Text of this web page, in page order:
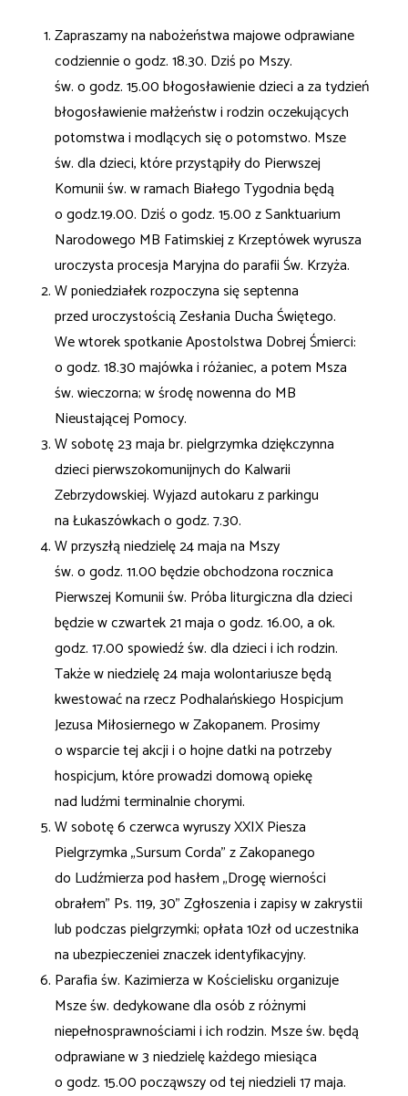
Zapraszamy na nabożeństwa majowe odprawiane
codziennie o godz. 18.30. Dziś po Mszy.
św. o godz. 15.00 błogosławienie dzieci a za tydzień
błogosławienie małżeństw i rodzin oczekujących
potomstwa i modlących się o potomstwo. Msze
św. dla dzieci, które przystąpiły do Pierwszej
Komunii św. w ramach Białego Tygodnia będą
o godz.19.00. Dziś o godz. 15.00 z Sanktuarium
Narodowego MB Fatimskiej z Krzeptówek wyrusza
uroczysta procesja Maryjna do parafii Św. Krzyża.
W poniedziałek rozpoczyna się septenna
przed uroczystością Zesłania Ducha Świętego.
We wtorek spotkanie Apostolstwa Dobrej Śmierci:
o godz. 18.30 majówka i różaniec, a potem Msza
św. wieczorna; w środę nowenna do MB
Nieustającej Pomocy.
W sobotę 23 maja br. pielgrzymka dziękczynna
dzieci pierwszokomunijnych do Kalwarii
Zebrzydowskiej. Wyjazd autokaru z parkingu
na Łukaszówkach o godz. 7.30.
W przyszłą niedzielę 24 maja na Mszy
św. o godz. 11.00 będzie obchodzona rocznica
Pierwszej Komunii św. Próba liturgiczna dla dzieci
będzie w czwartek 21 maja o godz. 16.00, a ok.
godz. 17.00 spowiedź św. dla dzieci i ich rodzin.
Także w niedzielę 24 maja wolontariusze będą
kwestować na rzecz Podhalańskiego Hospicjum
Jezusa Miłosiernego w Zakopanem. Prosimy
o wsparcie tej akcji i o hojne datki na potrzeby
hospicjum, które prowadzi domową opiekę
nad ludźmi terminalnie chorymi.
W sobotę 6 czerwca wyruszy XXIX Piesza
Pielgrzymka „Sursum Corda” z Zakopanego
do Ludźmierza pod hasłem „Drogę wierności
obrałem” Ps. 119, 30” Zgłoszenia i zapisy w zakrystii
lub podczas pielgrzymki; opłata 10zł od uczestnika
na ubezpieczeniei znaczek identyfikacyjny.
Parafia św. Kazimierza w Kościelisku organizuje
Msze św. dedykowane dla osób z różnymi
niepełnosprawnościami i ich rodzin. Msze św. będą
odprawiane w 3 niedzielę każdego miesiąca
o godz. 15.00 począwszy od tej niedzieli 17 maja.